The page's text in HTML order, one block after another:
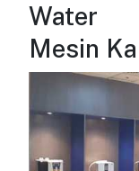
Water
Mesin